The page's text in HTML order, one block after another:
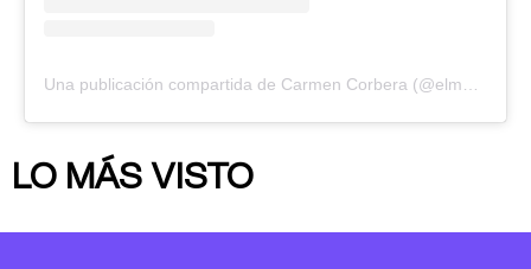
Una publicación compartida de Carmen Corbera (@elmundodelartepod)
LO MÁS VISTO